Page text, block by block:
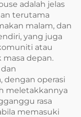
adalah jelas
terutama
malam, dan
yang juga
atau
masa depan.
dengan operasi
meletakkannya
rasa
memasuki